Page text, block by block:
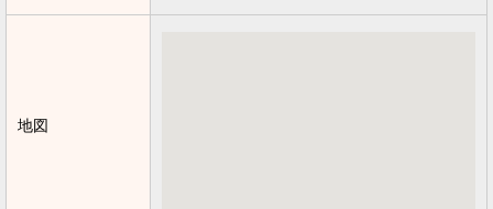
地図